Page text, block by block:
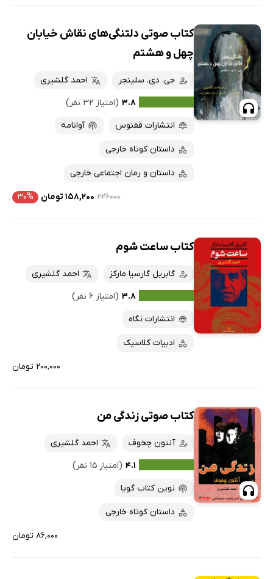
کتاب صوتی دلتنگی‌های نقاش خیابان
چهل و هشتم
جی. دی. سلینجر
احمد گلشیری
۳.۸ (امتیاز ۳۲ نفر)
انتشارات ققنوس
آوانامه
داستان کوتاه خارجی
داستان و رمان اجتماعی خارجی
۲۲۶۰۰۰ ۱۵۸,۲۰۰ تومان ۳۰%
کتاب ساعت شوم
گابریل گارسیا مارکز
احمد گلشیری
۳.۸ (امتیاز ۶ نفر)
انتشارات نگاه
ادبیات کلاسیک
۲۰۰,۰۰۰ تومان
کتاب صوتی زندگی من
آنتون چخوف
احمد گلشیری
۴.۱ (امتیاز ۱۵ نفر)
نوین کتاب گویا
داستان کوتاه خارجی
۸۶,۰۰۰ تومان